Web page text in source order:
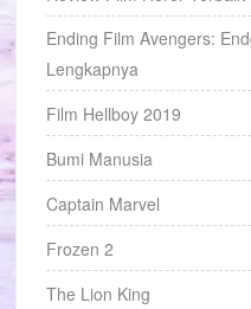
Ending Film Avengers:
Lengkapnya
Film Hellboy 2019
Bumi Manusia
Captain Marvel
Frozen 2
The Lion King